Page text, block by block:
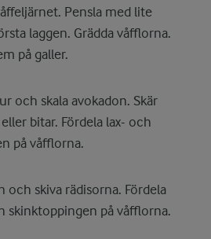
Pensla med lite
laggen. Grädda våfflorna.
på galler.
och skala avokadon. Skär
bitar. Fördela lax- och
på våfflorna.
och skiva rädisorna. Fördela
skinktoppingen på våfflorna.